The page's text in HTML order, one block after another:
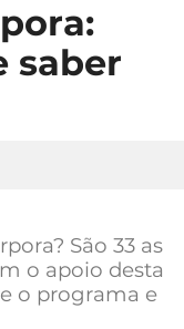
saber
São 33 as
o apoio desta
o programa e